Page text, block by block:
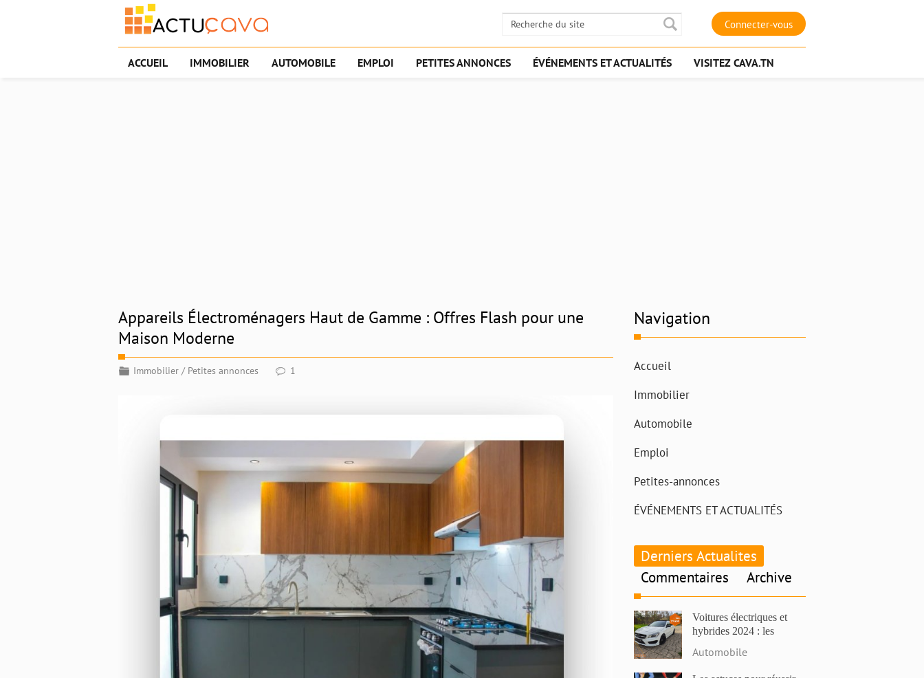
Connecter-vous
ACCUEIL IMMOBILIER AUTOMOBILE EMPLOI PETITES ANNONCES ÉVÉNEMENTS ET ACTUALITÉS VISITEZ CAVA.TN
Appareils Électroménagers Haut de Gamme : Offres Flash pour une
Maison Moderne
Immobilier / Petites annonces 1
Navigation
Accueil
Immobilier
Automobile
Emploi
Petites-annonces
ÉVÉNEMENTS ET ACTUALITÉS
Derniers Actualites
Commentaires
Archive
Voitures électriques et
hybrides 2024 : les
et les dernières
Automobile